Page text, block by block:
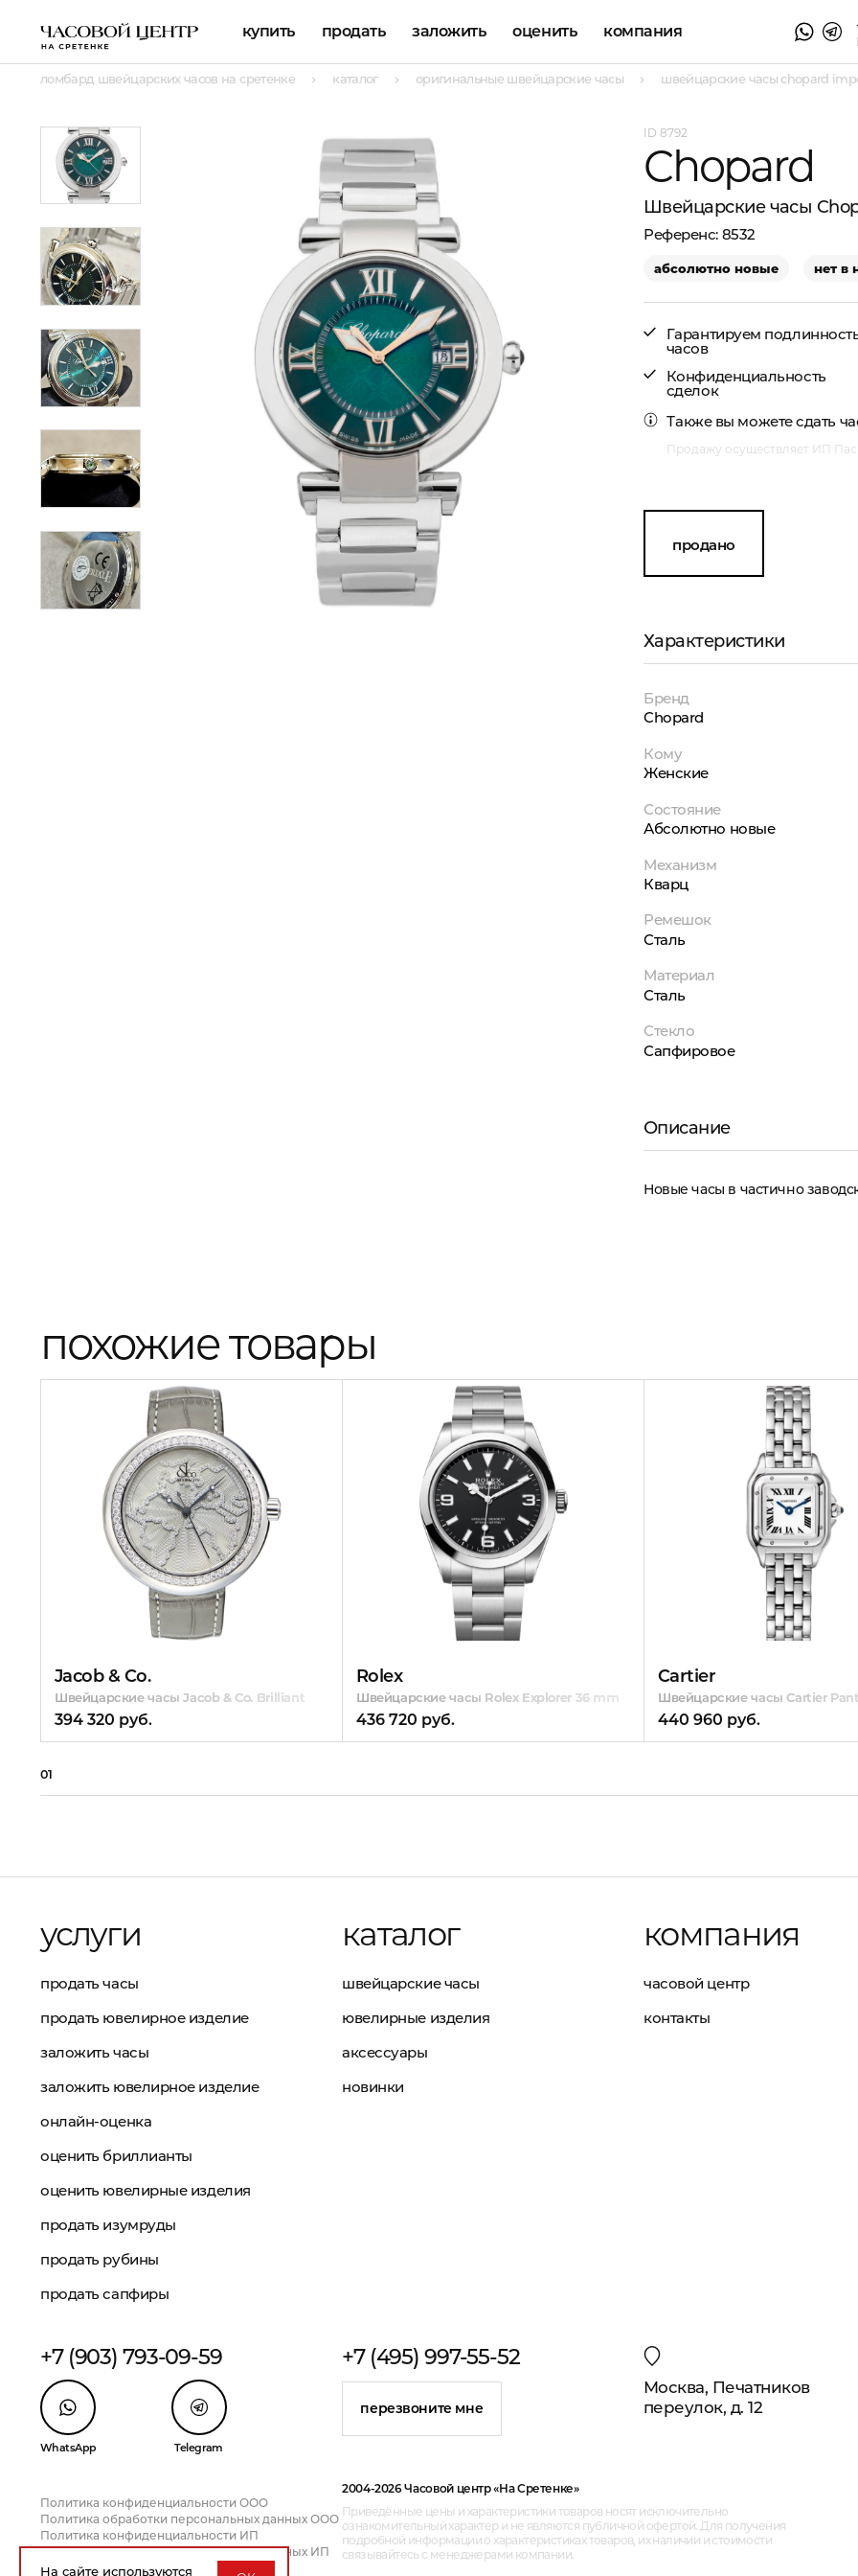
купить продать заложить оценить компания
ломбард швейцарских часов на сретенке каталог оригинальные швейцарские часы швейцарские часы chopard
8792
Chopard
Швейцарские часы
8532
абсолютно новые нет в
Гарантируем
часов
Конфиденциальность
сделок
Также вы можетесдать
Продажу осуществляет ИП
продано
Характеристики
Бренд
Chopard
Кому
Женские
Состояние
Абсолютно новые
Механизм
Кварц
Ремешок
Сталь
Материал
Сталь
Стекло
Сапфировое
Описание
Новые часы в частично
похожие товары
Jacob & Co.
Швейцарские часы Jacob & Co. Brilliant
394 320 руб.
Rolex
Швейцарские часы Rolex Explorer 36 mm
436 720 руб.
Cartier
Швейцарские часы Cartier
440 960 руб.
01
услуги
продать часы
продать ювелирное изделие
заложить часы
заложить ювелирное изделие
онлайн-оценка
оценить бриллианты
оценить ювелирные изделия
продать изумруды
продать рубины
продать сапфиры
каталог
швейцарские часы
ювелирные изделия
аксессуары
новинки
компания
часовой центр
контакты
+7 (903) 793-09-59
WhatsApp Telegram
+7 (495) 997-55-52
перезвоните мне
Москва, Печатников
переулок, д. 12
Политика конфиденциальности ООО
Политика обработки персональных данных ООО
Политика конфиденциальности ИП
Политика обработки персональных данных ИП
2004-2026 Часовой центр «На Сретенке»
Приведённые цены и характеристики товаров носят исключительно
ознакомительный характер и не являются публичной офертой. Для получения
подробной информации о характеристиках товаров, их наличии и стоимости
связывайтесь с менеджерами компании.
На сайте используются